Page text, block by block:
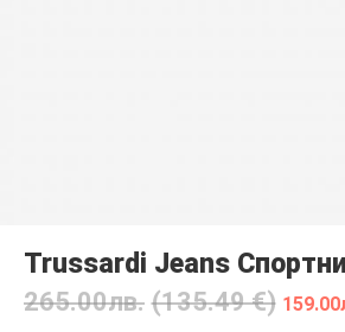
Trussardi Jeans
265.00лв. (135.49 €) 159.00